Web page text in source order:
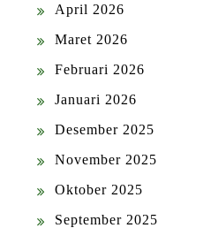
April 2026
Maret 2026
Februari 2026
Januari 2026
Desember 2025
November 2025
Oktober 2025
September 2025